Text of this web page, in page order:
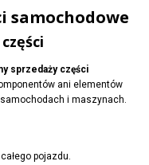
samochodowe
sprzedaży części
ani elementów
samochodach i maszynach.
pojazdu.